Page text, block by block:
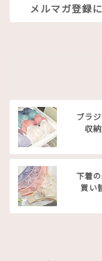
メルマガ登録
ブラ
収
下着
買い